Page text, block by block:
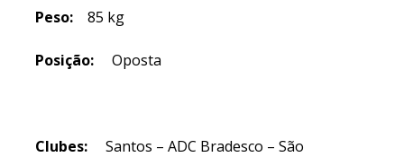
Peso: 85 kg
Posição: Oposta
Clubes: Santos – ADC Bradesco – São